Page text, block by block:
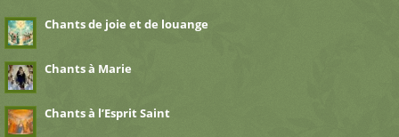
Chants de joie et de louange
Chants à Marie
Chants à l’Esprit Saint